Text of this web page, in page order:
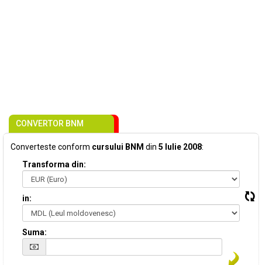
CONVERTOR BNM
Converteste conform cursului BNM din 5 Iulie 2008:
Transforma din:
in:
Suma: